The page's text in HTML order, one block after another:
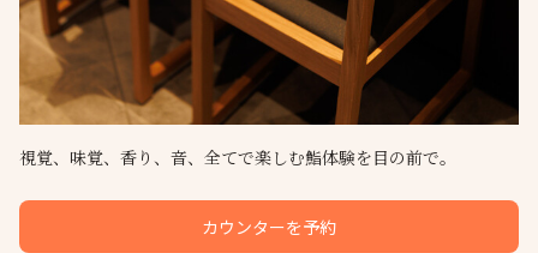
視覚、味覚、香り、音、全てで楽しむ鮨体験を目の前で。
カウンターを予約